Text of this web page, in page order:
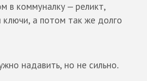
в коммуналку — реликт,
ключи, а потом так же долго
надавить, но не сильно.